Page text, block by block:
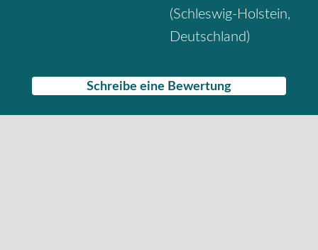
(Schleswig-Holstein,
Deutschland)
Schreibe eine Bewertung